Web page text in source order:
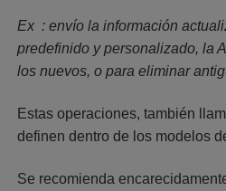
Ex : envío la información
predefinido y personalizado, la
los nuevos, o para eliminar
Estas operaciones, también
definen dentro de los modelos
Se recomienda